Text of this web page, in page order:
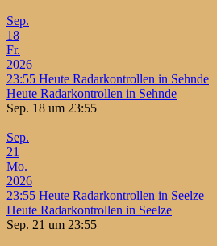
Sep.
18
Fr.
2026
23:55 Heute Radarkontrollen in Sehnde
Heute Radarkontrollen in Sehnde
Sep. 18 um 23:55
Sep.
21
Mo.
2026
23:55 Heute Radarkontrollen in Seelze
Heute Radarkontrollen in Seelze
Sep. 21 um 23:55